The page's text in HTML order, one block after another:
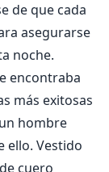
de que cada
asegurarse
noche.
encontraba
más exitosas
hombre
ello. Vestido
cuero